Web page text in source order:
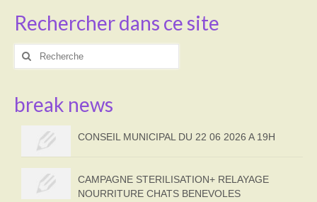
Rechercher dans ce site
Rechercher
break news
CONSEIL MUNICIPAL DU 22 06 2026 A 19H
CAMPAGNE STERILISATION+ RELAYAGE
NOURRITURE CHATS BENEVOLES